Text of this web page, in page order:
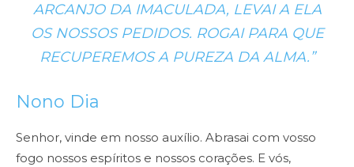
ARCANJO DA IMACULADA, LEVAI A ELA
OS NOSSOS PEDIDOS. ROGAI PARA QUE
RECUPEREMOS A PUREZA DA ALMA.”
Nono Dia
Senhor, vinde em nosso auxílio. Abrasai com vosso
fogo nossos espíritos e nossos corações. E vós,